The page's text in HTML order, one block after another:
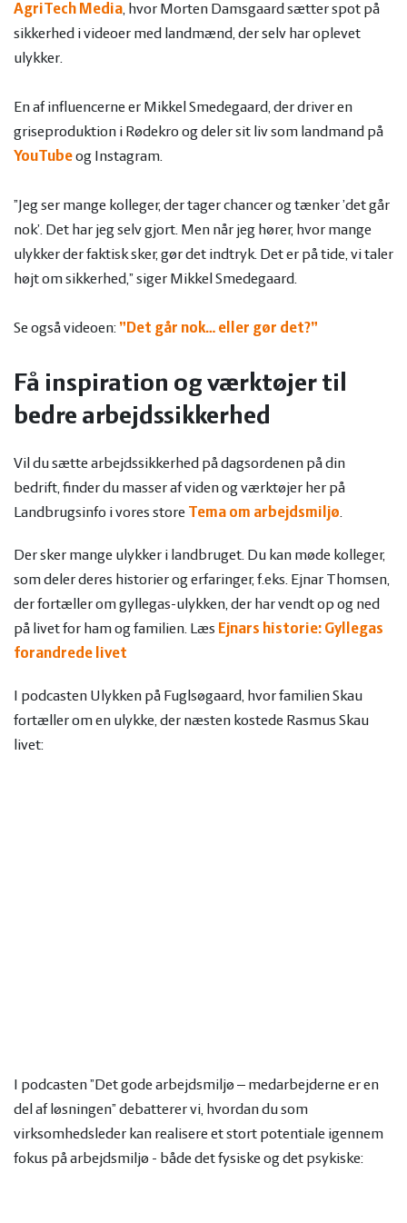
AgriTech Media, hvor Morten Damsgaard sætter spot på
sikkerhed i videoer med landmænd, der selv har oplevet
ulykker.
En af influencerne er Mikkel Smedegaard, der driver en
griseproduktion i Rødekro og deler sit liv som landmand på
YouTubeog Instagram.
”Jeg ser mange kolleger, der tager chancer og tænker ’det går
nok’. Det har jeg selv gjort. Men når jeg hører, hvor mange
ulykker der faktisk sker, gør det indtryk. Det er på tide, vi taler
højt om sikkerhed,” siger Mikkel Smedegaard.
Se også videoen: ”Det går nok… eller gør det?”
Få inspiration og værktøjer til
bedre arbejdssikkerhed
Vil du sætte arbejdssikkerhed på dagsordenen på din
bedrift, finder du masser af viden og værktøjer her på
Landbrugsinfo i vores store Tema om arbejdsmiljø.
Der sker mange ulykker i landbruget. Du kan møde kolleger,
som deler deres historier og erfaringer, f.eks. Ejnar Thomsen,
der fortæller om gyllegas-ulykken, der har vendt op og ned
på livet for ham og familien. Læs Ejnars historie: Gyllegas
forandrede livet
I podcasten Ulykken på Fuglsøgaard, hvor familien Skau
fortæller om en ulykke, der næsten kostede Rasmus Skau
livet:
I podcasten ”Det gode arbejdsmiljø – medarbejderne er en
del af løsningen” debatterer vi, hvordan du som
virksomhedsleder kan realisere et stort potentiale igennem
fokus på arbejdsmiljø - både det fysiske og det psykiske: